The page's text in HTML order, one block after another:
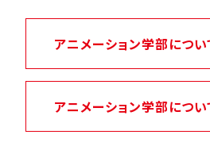
アニメーション学部につ
アニメーション学部につ